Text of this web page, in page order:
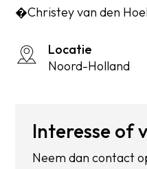
�Christey van den
Locatie
Noord-Holland
Interesse of
Neem dan contact